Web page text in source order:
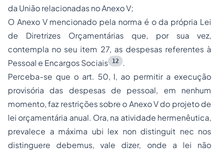
da União relacionadas no Anexo V;
O Anexo V mencionado pela norma é o da própria Lei
de Diretrizes Orçamentárias que, por sua vez,
contempla no seu item 27, as despesas referentes à
Pessoal e Encargos Sociais
12
.
Perceba-se que o art. 50, I, ao permitir a execução
provisória das despesas de pessoal, em nenhum
momento, faz restrições sobre o Anexo V do projeto de
lei orçamentária anual. Ora, na atividade hermenêutica,
prevalece a máxima ubi lex non distinguit nec nos
distinguere debemus, vale dizer, onde a lei não